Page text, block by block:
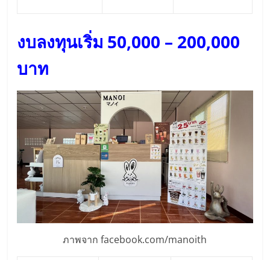
และ
สา
แฟ
รน
ไชส์,
ศูนย์
รวม
รน
งบลงทุนเริ่ม 50,000 – 200,000
บาท
ภาพจาก facebook.com/manoith